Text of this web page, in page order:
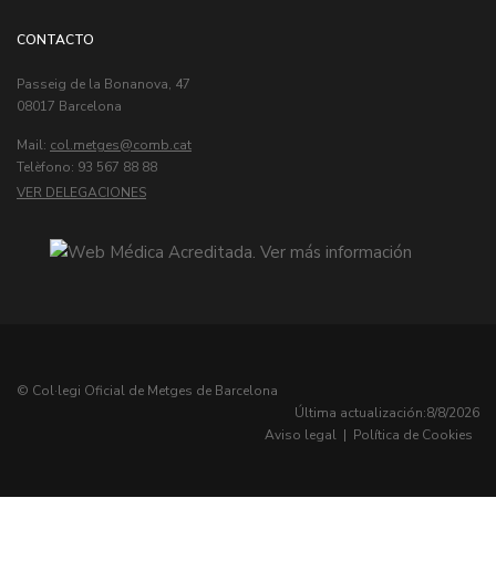
CONTACTO
Passeig de la Bonanova, 47
08017 Barcelona
Mail: col.metges
Telèfono: 93 567 88 88
VER DELEGACIONES
© Col·legi Oficial de Metges de Barcelona
Última actualización:8/8/2026
Aviso legal | Política de Cookies